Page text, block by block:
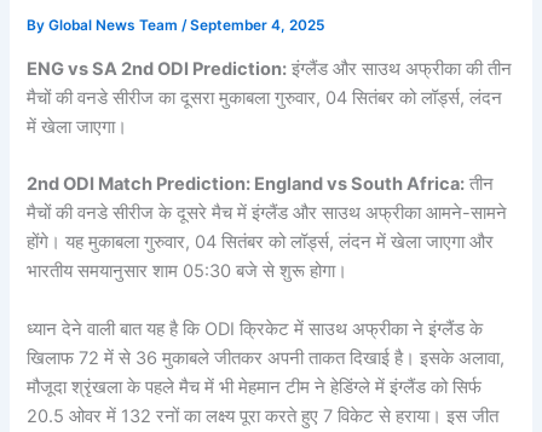
ByGlobal News Team/September 4, 2025
ENG vs SA 2nd ODI Prediction: इंग्लैंड और साउथ अफ्रीका की तीन
मैचों की वनडे सीरीज का दूसरा मुकाबला गुरुवार, 04 सितंबर को लॉर्ड्स, लंदन
में खेला जाएगा।
2nd ODI Match Prediction: England vs South Africa: तीन
मैचों की वनडे सीरीज के दूसरे मैच में इंग्लैंड और साउथ अफ्रीका आमने-सामने
होंगे। यह मुकाबला गुरुवार, 04 सितंबर को लॉर्ड्स, लंदन में खेला जाएगा और
भारतीय समयानुसार शाम 05:30 बजे से शुरू होगा।
ध्यान देने वाली बात यह है कि ODI क्रिकेट में साउथ अफ्रीका ने इंग्लैंड के
खिलाफ 72 में से 36 मुकाबले जीतकर अपनी ताकत दिखाई है। इसके अलावा,
मौजूदा श्रृंखला के पहले मैच में भी मेहमान टीम ने हेडिंग्ले में इंग्लैंड को सिर्फ
20.5 ओवर में 132 रनों का लक्ष्य पूरा करते हुए 7 विकेट से हराया। इस जीत